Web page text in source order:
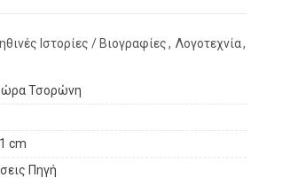
Ιστορίες / Βιογραφίες, Λογοτεχνία,
Τσορώνη
cm
Πηγή